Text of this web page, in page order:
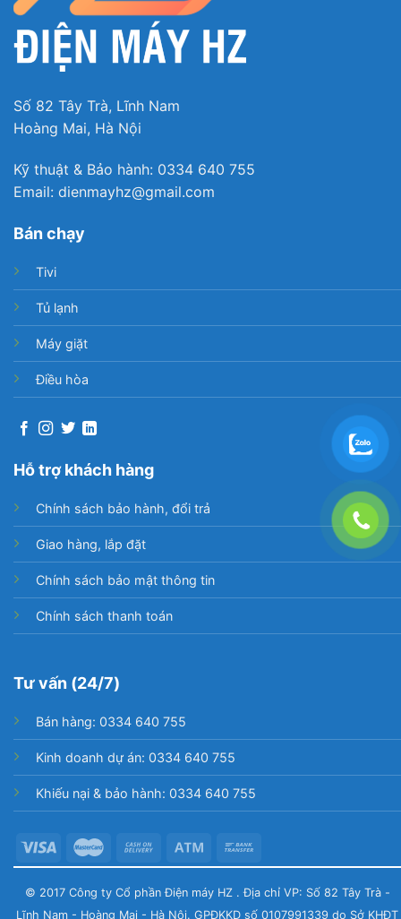
Số 82 Tây Trà, Lĩnh Nam
Hoàng Mai, Hà Nội
Kỹ thuật & Bảo hành: 0334 640 755
Email: dienmayhz@gmail.com
Bán chạy
Tivi
Tủ lạnh
Máy giặt
Điều hòa
Hỗ trợ khách hàng
Chính sách bảo hành, đổi trả
Giao hàng, lắp đặt
Chính sách bảo mật thông tin
Chính sách thanh toán
Tư vấn (24/7)
Bán hàng: 0334 640 755
Kinh doanh dự án: 0334 640 755
Khiếu nại & bảo hành: 0334 640 755
© 2017 Công ty Cổ phần Điện máy HZ . Địa chỉ VP: Số 82 Tây Trà -
Lĩnh Nam - Hoàng Mai - Hà Nội. GPĐKKD số 0107991339 do Sở KHĐT